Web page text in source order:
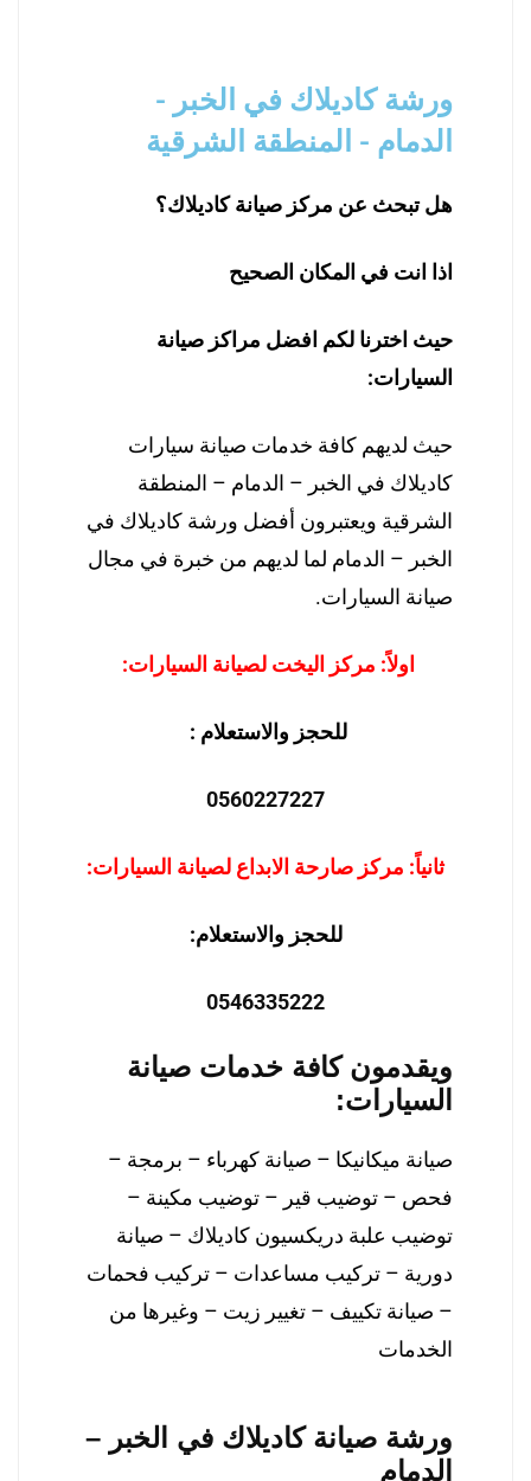
ورشة كاديلاك في الخبر -
الدمام - المنطقة الشرقية
هل تبحث عن مركز صيانة كاديلاك؟
اذا انت في المكان الصحيح
حيث اخترنا لكم افضل مراكز صيانة
السيارات:
حيث لديهم كافة خدمات صيانة سيارات
كاديلاك في الخبر – الدمام – المنطقة
الشرقية ويعتبرون أفضل ورشة كاديلاك في
الخبر – الدمام لما لديهم من خبرة في مجال
صيانة السيارات.
اولاً: مركز اليخت لصيانة السيارات:
للحجز والاستعلام :
0560227227
ثانياً: مركز صارحة الابداع لصيانة السيارات:
للحجز والاستعلام:
0546335222
ويقدمون كافة خدمات صيانة
السيارات:
صيانة ميكانيكا – صيانة كهرباء – برمجة –
فحص – توضيب قير – توضيب مكينة –
توضيب علبة دريكسيون كاديلاك – صيانة
دورية – تركيب مساعدات – تركيب فحمات
– صيانة تكييف – تغيير زيت – وغيرها من
الخدمات
ورشة صيانة كاديلاك في الخبر –
الدمام